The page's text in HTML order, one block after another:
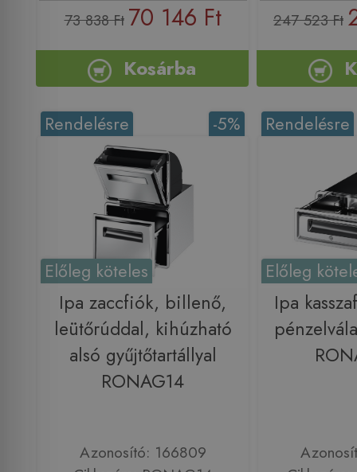
73 838 Ft 70 146 Ft
Kosárba
247 523 Ft
-5%
Rendelésre
Előleg köteles
Ipa zaccfiók, billenő,
leütőrúddal, kihúzható
alsó gyűjtőtartállyal
RONAG14
Azonosító: 166809
Rendelésre
Előleg
Ipa